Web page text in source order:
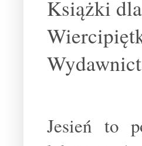
Książki
Jesień to